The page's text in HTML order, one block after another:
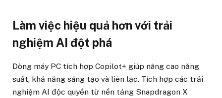
Làm việc hiệu quả hơn với trải
nghiệm AI đột phá
Dòng máy PC tích hợp Copilot+ giúp nâng cao năng
suất, khả năng sáng tạo và liên lạc. Tích hợp các trải
nghiệm AI độc quyền từ nền tảng Snapdragon X